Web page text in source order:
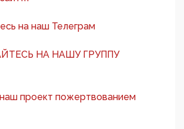
на наш Телеграм
НА НАШУ ГРУППУ
проект пожертвованием